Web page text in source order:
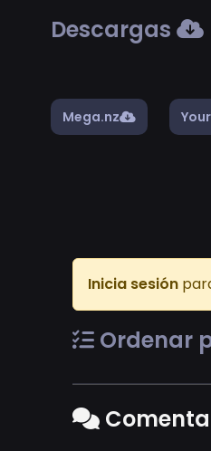
Descargas
Mega.nz
Inicia sesión
Ordenar